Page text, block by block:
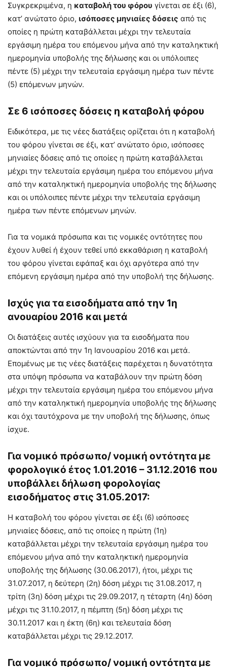
Συγκρεκριμένα, η καταβολή του φόρου γίνεται σε έξι (6),
κατ’ ανώτατο όριο, ισόποσες μηνιαίες δόσεις από τις
οποίες η πρώτη καταβάλλεται μέχρι την τελευταία
εργάσιμη ημέρα του επόμενου μήνα από την καταληκτική
ημερομηνία υποβολής της δήλωσης και οι υπόλοιπες
πέντε (5) μέχρι την τελευταία εργάσιμη ημέρα των πέντε
(5) επόμενων μηνών.
Σε 6 ισόποσες δόσεις η καταβολή φόρου
Ειδικότερα, με τις νέες διατάξεις ορίζεται ότι η καταβολή
του φόρου γίνεται σε έξι, κατ’ ανώτατο όριο, ισόποσες
μηνιαίες δόσεις από τις οποίες η πρώτη καταβάλλεται
μέχρι την τελευταία εργάσιμη ημέρα του επόμενου μήνα
από την καταληκτική ημερομηνία υποβολής της δήλωσης
και οι υπόλοιπες πέντε μέχρι την τελευταία εργάσιμη
ημέρα των πέντε επόμενων μηνών.
Για τα νομικά πρόσωπα και τις νομικές οντότητες που
έχουν λυθεί ή έχουν τεθεί υπό εκκαθάριση η καταβολή
του φόρου γίνεται εφάπαξ και όχι αργότερα από την
επόμενη εργάσιμη ημέρα από την υποβολή της δήλωσης.
Ισχύς για τα εισοδήματα από την 1η
ανουαρίου 2016 και μετά
Οι διατάξεις αυτές ισχύουν για τα εισοδήματα που
αποκτώνται από την 1η Ιανουαρίου 2016 και μετά.
Επομένως με τις νέες διατάξεις παρέχεται η δυνατότητα
στα υπόψη πρόσωπα να καταβάλουν την πρώτη δόση
μέχρι την τελευταία εργάσιμη ημέρα του επόμενου μήνα
από την καταληκτική ημερομηνία υποβολής της δήλωσης
και όχι ταυτόχρονα με την υποβολή της δήλωσης, όπως
ίσχυε.
Για νομικό πρόσωπο/ νομική οντότητα με
φορολογικό έτος 1.01.2016 – 31.12.2016 που
υποβάλλει δήλωση φορολογίας
εισοδήματος στις 31.05.2017:
Η καταβολή του φόρου γίνεται σε έξι (6) ισόποσες
μηνιαίες δόσεις, από τις οποίες η πρώτη (1η)
καταβάλλεται μέχρι την τελευταία εργάσιμη ημέρα του
επόμενου μήνα από την καταληκτική ημερομηνία
υποβολής της δήλωσης (30.06.2017), ήτοι, μέχρι τις
31.07.2017, η δεύτερη (2η) δόση μέχρι τις 31.08.2017, η
τρίτη (3η) δόση μέχρι τις 29.09.2017, η τέταρτη (4η) δόση
μέχρι τις 31.10.2017, η πέμπτη (5η) δόση μέχρι τις
30.11.2017 και η έκτη (6η) και τελευταία δόση
καταβάλλεται μέχρι τις 29.12.2017.
Για νομικό πρόσωπο/ νομική οντότητα με